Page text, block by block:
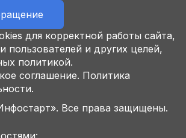
для корректной работы сайта,
пользователей и других целей,
политикой.
соглашение. Политика
Все права защищены.